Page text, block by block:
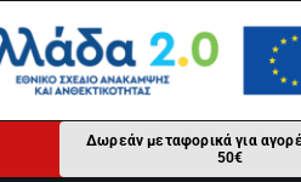
Δωρεάν μεταφορικά για
50€